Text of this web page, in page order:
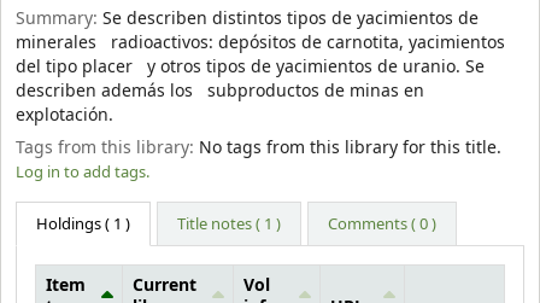
Summary: Se describen distintos tipos de yacimientos de
minerales radioactivos: depósitos de carnotita, yacimientos
del tipo placer y otros tipos de yacimientos de uranio. Se
describen además los subproductos de minas en
explotación.
Tags from this library: No tags from this library for this title.
Log in to add tags.
Holdings( 1 ) Title notes ( 1 ) Comments ( 0 )
Item
Current
Vol